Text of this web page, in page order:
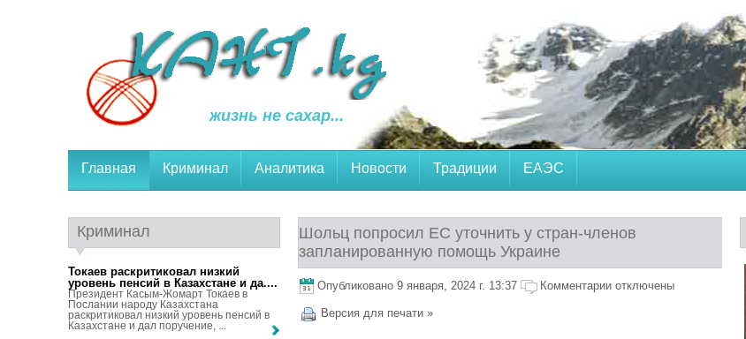
жизнь не сахар...
Главная Криминал Аналитика Новости Традиции ЕАЭС
Шольц попросил ЕС уточнить у стран-членов
запланированную помощь Украине
Опубликовано 9 января, 2024 г. 13:37 Комментарии отключены
Версия для печати »
Криминал
Токаев раскритиковал низкий
уровень пенсий в Казахстане и да....
Президент Касым-Жомарт Токаев в
Послании народу Казахстана
раскритиковал низкий уровень пенсий в
Казахстане и дал поручение, ...